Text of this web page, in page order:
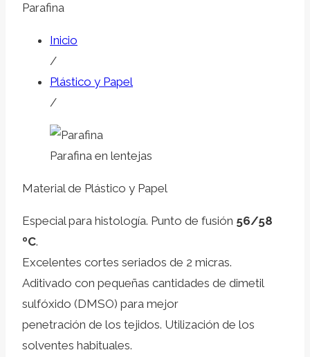
Parafina
Inicio
/
Plástico y Papel
/
Parafina en lentejas
Material de Plástico y Papel
Especial para histología. Punto de fusión 56/58
ºC.
Excelentes cortes seriados de 2 micras.
Aditivado con pequeñas cantidades de dimetil
sulfóxido (DMSO) para mejor
penetración de los tejidos. Utilización de los
solventes habituales.